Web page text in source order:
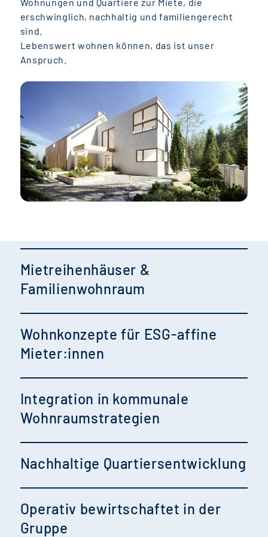
erschwinglich, nachhaltig und familiengerecht
sind.
Lebenswert wohnen können, das ist unser
Anspruch.
Mietreihenhäuser &
Familienwohnraum
Wohnkonzepte für ESG-affine
Mieter:innen
Integration in kommunale
Wohnraumstrategien
Nachhaltige Quartiersentwicklung
Operativ bewirtschaftet in der
Gruppe